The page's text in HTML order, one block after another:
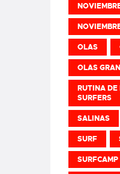
OLAS
OLAS
RUTINA DE
SURFERS
SALINAS
SURF
SURFCAMP